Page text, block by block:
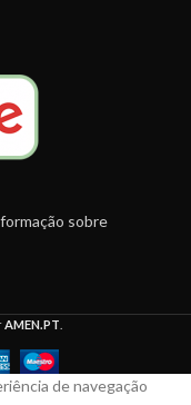
sobre
AMEN.PT
de navegação